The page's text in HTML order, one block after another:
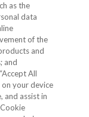
as the
data
of the
and
and
All
your device
and assist in